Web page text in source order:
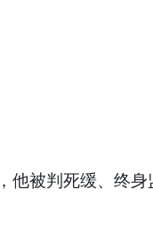
判死缓、终身